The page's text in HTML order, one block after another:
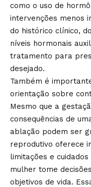
como o uso de
intervenções menos
do histórico clínico,
níveis hormonais
tratamento para
desejado.
Também é
orientação sobre
Mesmo que a
consequências de
ablação podem ser
reprodutivo oferece
limitações e
mulher tome
objetivos de vida.